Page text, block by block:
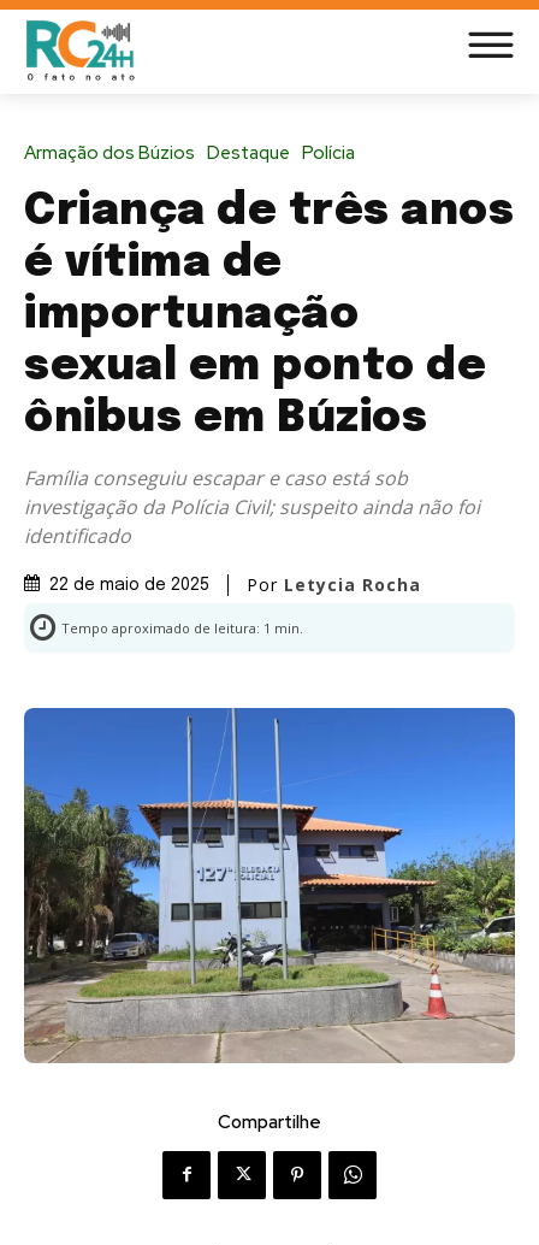
Armação dos Búzios Destaque Polícia
Criança de três anos
é vítima de
importunação
sexual em ponto de
ônibus em Búzios
Família conseguiu escapar e caso está sob
investigação da Polícia Civil; suspeito ainda não foi
identificado
22 de maio de 2025 Por Letycia Rocha
Tempo aproximado de leitura: 1 min.
Compartilhe